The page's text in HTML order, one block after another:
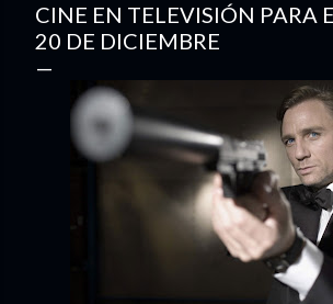
CINE EN TELEVISIÓN PARA
20 DE DICIEMBRE